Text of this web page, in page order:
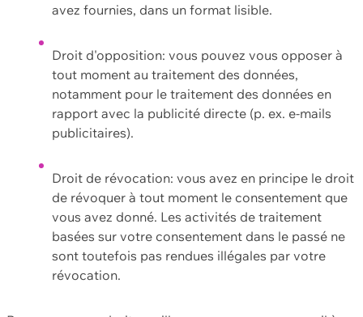
avez fournies, dans un format lisible.
Droit d'opposition: vous pouvez vous opposer à
tout moment au traitement des données,
notamment pour le traitement des données en
rapport avec la publicité directe (p. ex. e-mails
publicitaires).
Droit de révocation: vous avez en principe le droit
de révoquer à tout moment le consentement que
vous avez donné. Les activités de traitement
basées sur votre consentement dans le passé ne
sont toutefois pas rendues illégales par votre
révocation.